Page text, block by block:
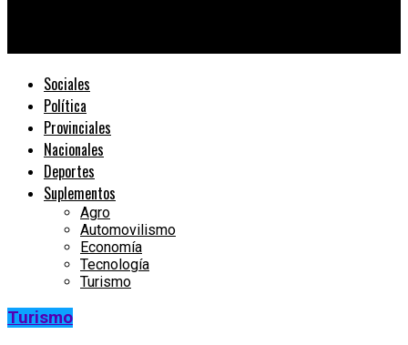
Sociales
Política
Provinciales
Nacionales
Deportes
Suplementos
Agro
Automovilismo
Economía
Tecnología
Turismo
Turismo